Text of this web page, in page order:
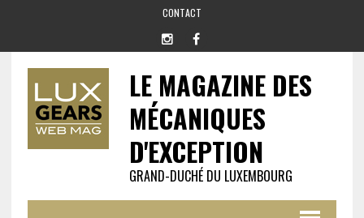
CONTACT
LE MAGAZINE DES
MÉCANIQUES
D'EXCEPTION
GRAND-DUCHÉ DU LUXEMBOURG